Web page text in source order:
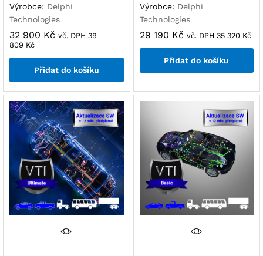
Výrobce: Delphi
Technologies
32 900 Kč vč. DPH 39
809 Kč
Přidat do košíku
Výrobce: Delphi
Technologies
29 190 Kč vč. DPH 35 320 Kč
Přidat do košíku